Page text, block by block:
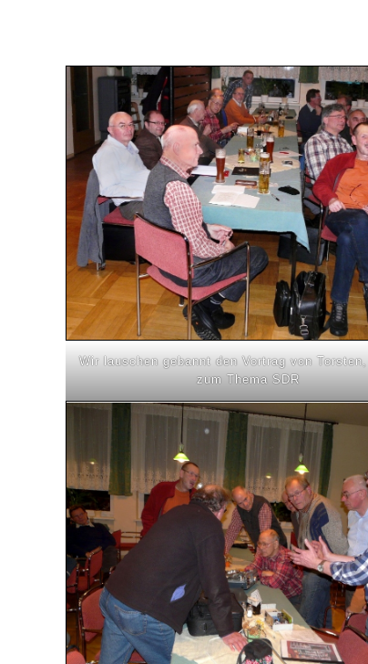
Wir lauschen gebannt den Vortrag von Torsten,
zum Thema SDR